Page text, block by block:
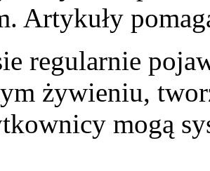
Artykuły
regularnie
żywieniu,
mogą